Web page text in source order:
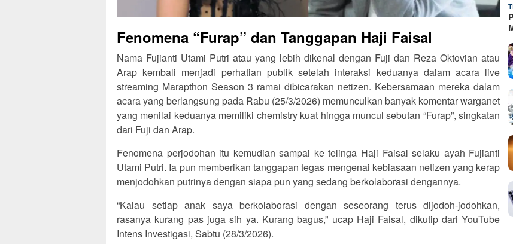
Fenomena “Furap” dan Tanggapan Haji Faisal
Nama Fujianti Utami Putri atau yang lebih dikenal dengan Fuji dan Reza Oktovian atau
Arap kembali menjadi perhatian publik setelah interaksi keduanya dalam acara live
streaming Marapthon Season 3 ramai dibicarakan netizen. Kebersamaan mereka dalam
acara yang berlangsung pada Rabu (25/3/2026) memunculkan banyak komentar warganet
yang menilai keduanya memiliki chemistry kuat hingga muncul sebutan “Furap”, singkatan
dari Fuji dan Arap.
Fenomena perjodohan itu kemudian sampai ke telinga Haji Faisal selaku ayah Fujianti
Utami Putri. Ia pun memberikan tanggapan tegas mengenai kebiasaan netizen yang kerap
menjodohkan putrinya dengan siapa pun yang sedang berkolaborasi dengannya.
“Kalau setiap anak saya berkolaborasi dengan seseorang terus dijodoh-jodohkan,
rasanya kurang pas juga sih ya. Kurang bagus,” ucap Haji Faisal, dikutip dari YouTube
Intens Investigasi, Sabtu (28/3/2026).